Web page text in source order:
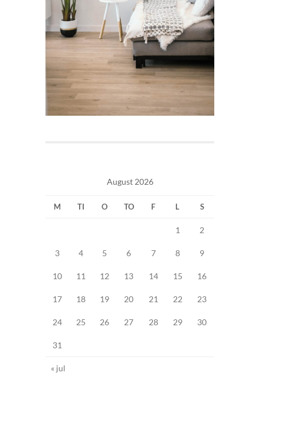
August 2026
M TI O TO F L S
1 2
3 4 5 6 7 8 9
10 11 12 13 14 15 16
17 18 19 20 21 22 23
24 25 26 27 28 29 30
31
« jul